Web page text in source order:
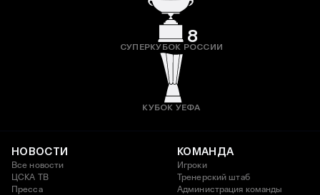
8
СУПЕРКУБОК РОССИИ
КУБОК УЕФА
НОВОСТИ
Все новости
ЦСКА ТВ
Пресса
КОМАНДА
Игроки
Тренерский штаб
Администрация команды